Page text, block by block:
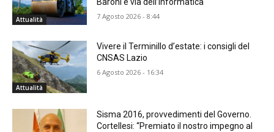
Attualità 7 Agosto 2026 - 8:44
Attualità
Vivere il Terminillo d’estate: i consigli del
CNSAS Lazio
6 Agosto 2026 - 16:34
Sisma 2016, provvedimenti del Governo.
Cortellesi: “Premiato il nostro impegno al